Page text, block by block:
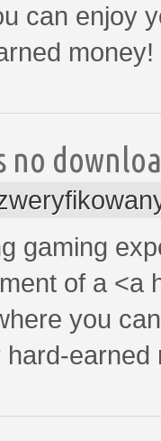
can enjoy
money!
no
gaming
of a <a
you
earned